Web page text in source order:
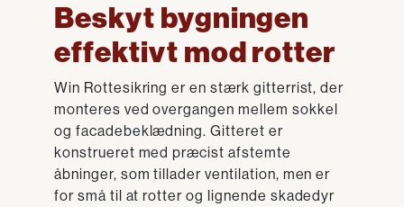
Beskyt bygningen
effektivt mod rotter
Win Rottesikring er en stærk gitterrist, der
monteres ved overgangen mellem sokkel
og facadebeklædning. Gitteret er
konstrueret med præcist afstemte
åbninger, som tillader ventilation, men er
for små til at rotter og lignende skadedyr